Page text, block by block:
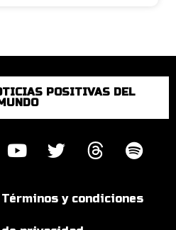
POSITIVAS DEL
Términos y condiciones